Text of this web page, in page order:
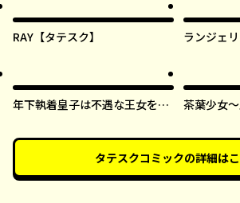
RAY【タテスク】
ランジェ
年下執着皇子は不遇な王女を愛
茶葉少女
した！～
タテスクコミックの詳細は